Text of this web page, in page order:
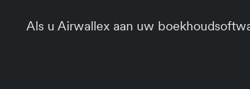
Als u Airwallex aan uw